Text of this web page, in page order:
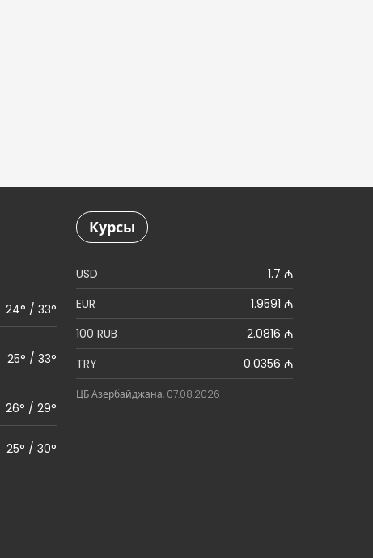
24° / 33°
25° / 33°
26° / 29°
25° / 30°
Курсы
USD
1.7 ₼
EUR
1.9591 ₼
100 RUB
2.0816 ₼
TRY
0.0356 ₼
ЦБ Азербайджана, 07.08.2026